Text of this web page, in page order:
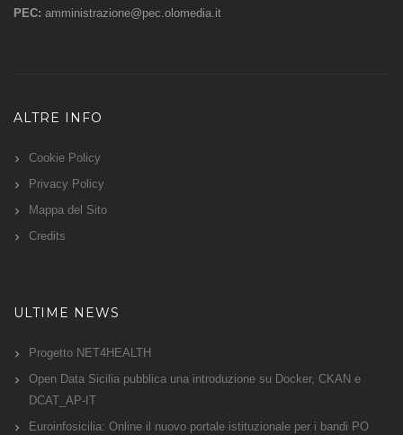
PEC: amministrazione@pec.olomedia.it
ALTRE INFO
Cookie Policy
Privacy Policy
Mappa del Sito
Credits
ULTIME NEWS
Progetto NET4HEALTH
Open Data Sicilia pubblica una introduzione su Docker, CKAN e
DCAT_AP-IT
Euroinfosicilia: Online il nuovo portale istituzionale per i bandi PO